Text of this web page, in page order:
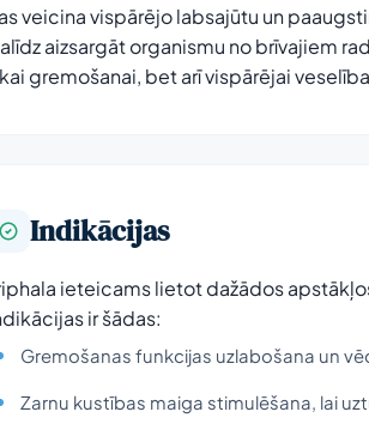
veicina vispārējo labsajūtu un
aizsargāt organismu no brīvajiem
gremošanai, bet arī vispārējai
Indikācijas
ieteicams lietot dažādos
ir šādas:
Gremošanas funkcijas uzlabošana un
Zarnu kustības maiga stimulēšana, lai